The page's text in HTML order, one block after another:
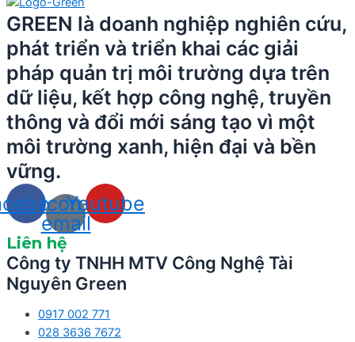
GREEN là doanh nghiệp nghiên cứu,
phát triển và triển khai các giải
pháp quản trị môi trường dựa trên
dữ liệu, kết hợp công nghệ, truyền
thông và đổi mới sáng tạo vì một
môi trường xanh, hiện đại và bền
vững.
Icon-
email
Youtube
Liên hệ
Công ty TNHH MTV Công Nghệ Tài
Nguyên Green
0917 002 771
028 3636 7672